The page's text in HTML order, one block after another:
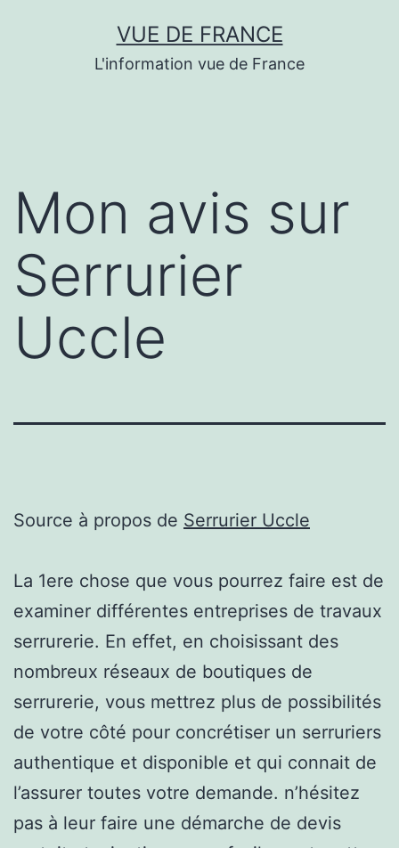
VUE DE FRANCE
L'information vue de France
Mon avis sur
Serrurier
Uccle
Source à propos de Serrurier Uccle
La 1ere chose que vous pourrez faire est de
examiner différentes entreprises de travaux
serrurerie. En effet, en choisissant des
nombreux réseaux de boutiques de
serrurerie, vous mettrez plus de possibilités
de votre côté pour concrétiser un serruriers
authentique et disponible et qui connait de
l’assurer toutes votre demande. n’hésitez
pas à leur faire une démarche de devis